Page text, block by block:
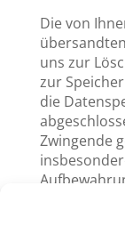
Die von
uns zur
zur
die
Zwingende